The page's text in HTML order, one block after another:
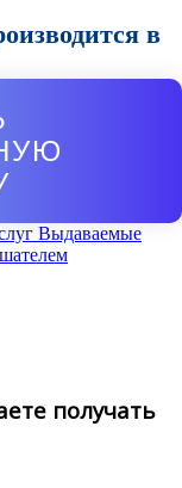
в
Выдаваемые
получать